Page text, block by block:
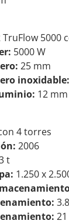
TruFlow
5000 W
25 mm
inoxidable:
12 mm
4 torres
2006
t
1.250 x
21